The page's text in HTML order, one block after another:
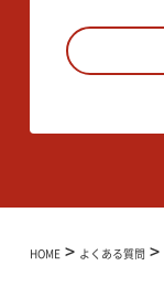
HOME> よくある質問 >